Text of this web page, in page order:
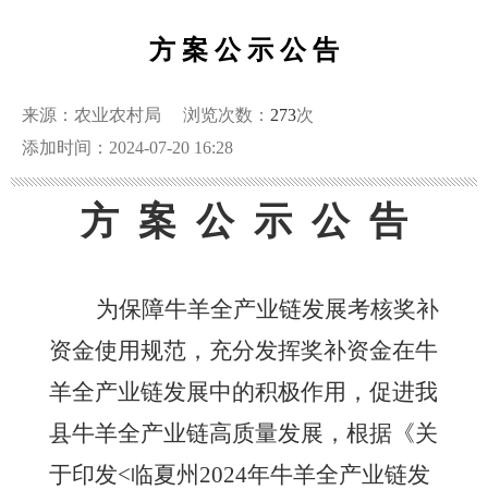
方 案 公 示 公 告
来源：农业农村局 浏览次数： 273次
添加时间：2024-07-20 16:28
方 案 公 示 公 告
为保障牛羊全产业链发展考核奖补
资金使用规范，充分发挥奖补资金在牛
羊全产业链发展中的积极作用，促进我
县牛羊全产业链高质量发展，根据《关
于印发<临夏州2024年牛羊全产业链发